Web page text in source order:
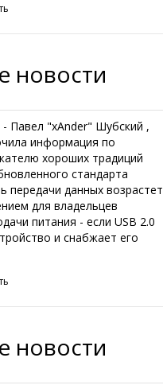
новости
- Павел "xAnder" Шубский ,
информация по
хороших традиций
стандарта
передачи данных возрастет
для владельцев
питания - если USB 2.0
и снабжает его
новости